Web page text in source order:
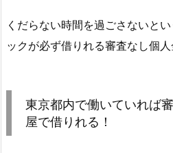
くだらない時間を過ごさないと
ックが必ず借りれる審査なし個人
東京都内で働いていれば
屋で借りれる！